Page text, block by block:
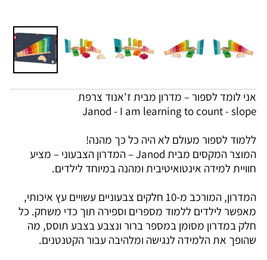
אני לומד לספור – מדרון מבית ז'אנוד צרפת
Janod - I am learning to count - slope
ללמוד לספור מעולם לא היה כל כך מהנה!
המוצר המקסים מבית Janod – המדרון הצבעוני – מציע
חוויית למידה אינטואיטיבית ומהנה במיוחד לילדים.
המדרון, המורכב מ-10 חלקים צבעוניים עשויים עץ איכותי,
מאפשר לילדים ללמוד מספרים וספירה תוך כדי משחק. כל
חלק במדרון מסומן במספר ברור ונצבע בצבע תוסס, מה
שהופך את הלמידה לנגישה ומלהיבה עבור הקטנטנים.